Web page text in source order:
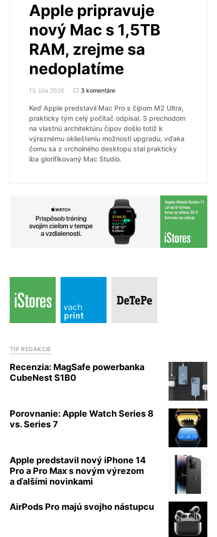
Apple pripravuje
nový Mac s 1,5TB
RAM, zrejme sa
nedoplatíme
13. júla 2026 3 komentáre
Keď Apple predstavil Mac Pro s čipom M2 Ultra,
prakticky tým celý počítač odpísal. S prechodom
na vlastnú architektúru čipov došlo totiž k
výraznému okliešteniu možností upgradu, vďaka
čomu sa z vrcholného desktopu stal prakticky
iba glorifikovaný Mac Studio.
TIP REDAKCIE
Recenzia: MagSafe powerbanka
CubeNest S1B0
Porovnanie: Apple Watch Series 8
vs. Series 7
Apple predstavil nový iPhone 14
Pro a Pro Max s novým výrezom
a ďalšími novinkami
AirPods Pro majú svojho nástupcu